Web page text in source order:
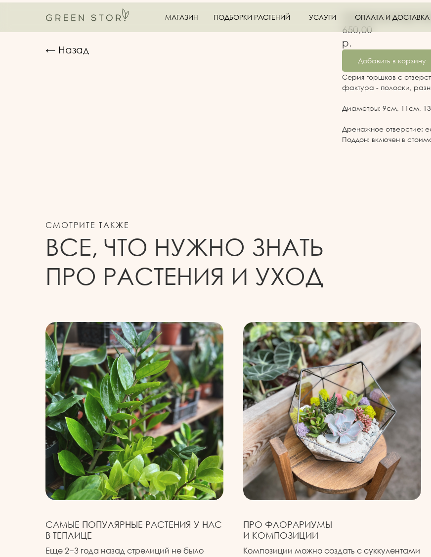
МАГАЗИН УСЛУГИ ОПЛАТА И ДОСТАВКА
ПОДБОРКИ РАСТЕНИЙ
← Назад
ГОРШОК ЦИЛИНДР
650,00
р.
Добавить в корзину
Серия горшков с
фактура - полоски,
Диаметры: 9см, 11см,
Дренажное отверстие:
Поддон: включен в
СМОТРИТЕ ТАКЖЕ
ВСЕ, ЧТО НУЖНО ЗНАТЬ
ПРО РАСТЕНИЯ И УХОД
САМЫЕ ПОПУЛЯРНЫЕ РАСТЕНИЯ У НАС
В ТЕПЛИЦЕ
Еще 2−3 года назад стрелиций не было
ПРО ФЛОРАРИУМЫ
И КОМПОЗИЦИИ
Композиции можно создать с суккулентами